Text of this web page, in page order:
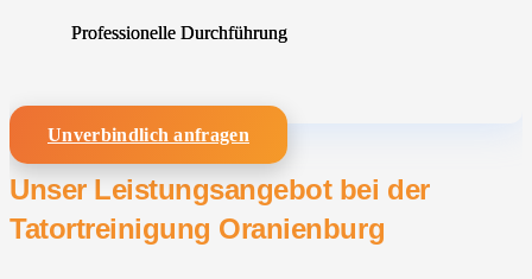
Professionelle Durchführung
Unverbindlich anfragen
Unser Leistungsangebot bei der
Tatortreinigung Oranienburg